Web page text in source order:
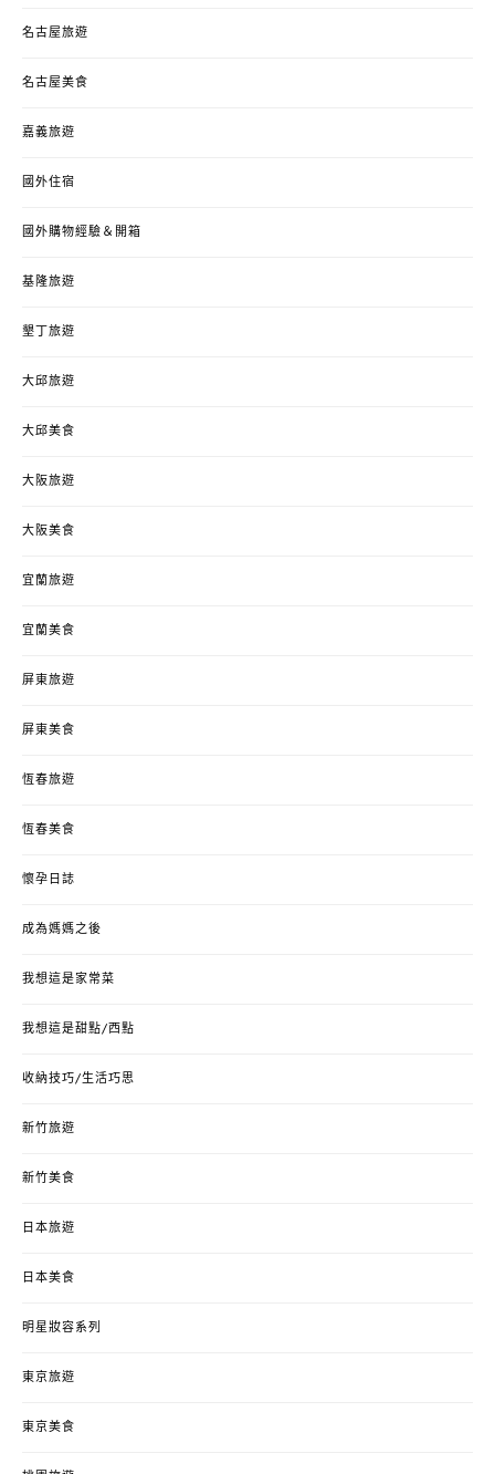
名古屋旅遊
名古屋美食
嘉義旅遊
國外住宿
國外購物經驗＆開箱
基隆旅遊
墾丁旅遊
大邱旅遊
大邱美食
大阪旅遊
大阪美食
宜蘭旅遊
宜蘭美食
屏東旅遊
屏東美食
恆春旅遊
恆春美食
懷孕日誌
成為媽媽之後
我想這是家常菜
我想這是甜點/西點
收納技巧/生活巧思
新竹旅遊
新竹美食
日本旅遊
日本美食
明星妝容系列
東京旅遊
東京美食